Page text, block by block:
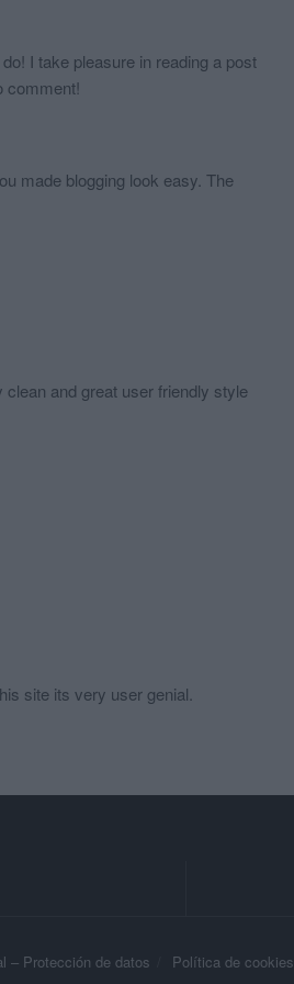
I take pleasure in reading a post
comment!
made blogging look easy. The
and great user friendly style
site its very user genial.
– Protección de datos Política de cookies